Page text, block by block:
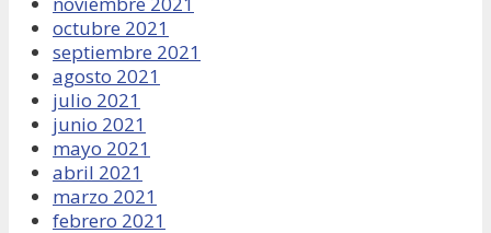
octubre 2021
septiembre 2021
agosto 2021
julio 2021
junio 2021
mayo 2021
abril 2021
marzo 2021
febrero 2021